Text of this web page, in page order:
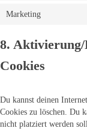
Marketing
8.
Cookies
Du kannst deinen
Cookies zu löschen. Du
nicht platziert werden